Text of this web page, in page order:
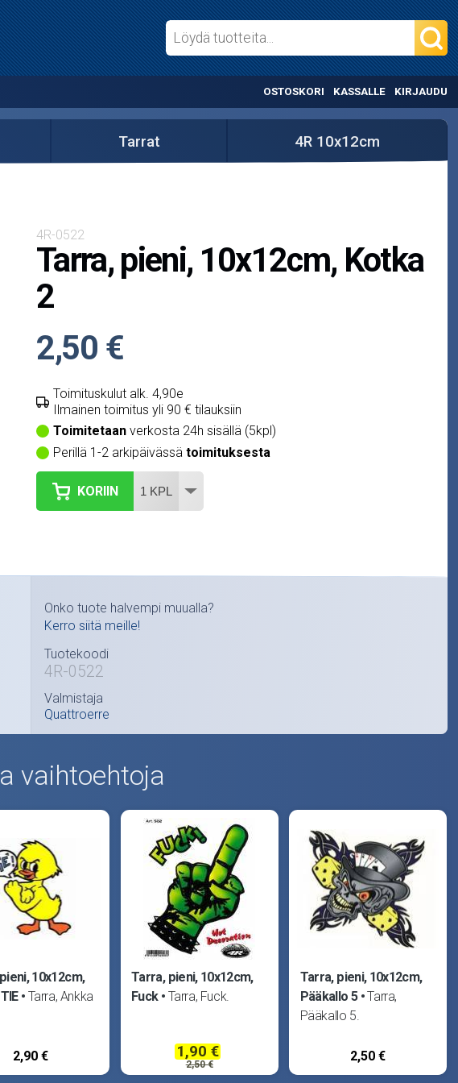
OSTOSKORI KASSALLE KIRJAUDU
Tarrat 4R 10x12cm
4R-0522
Tarra, pieni, 10x12cm, Kotka
2
2,50 €
Toimituskulut alk. 4,90e
Ilmainen toimitus yli 90 € tilauksiin
Toimitetaanverkosta 24h sisällä (5kpl)
Perillä 1-2 arkipäivässä toimituksesta
KORIIN
Onko tuote halvempi muualla?
Kerro siitä meille!
Tuotekoodi
4R-0522
Valmistaja
Quattroerre
vaihtoehtoja
10x12cm,
Tarra, Ankka
2,90 €
Tarra, pieni, 10x12cm,
Fuck
Tarra, Fuck.
1,90 €
2,50 €
Tarra, pieni, 10x12cm,
Pääkallo 5
Tarra,
Pääkallo 5.
2,50 €